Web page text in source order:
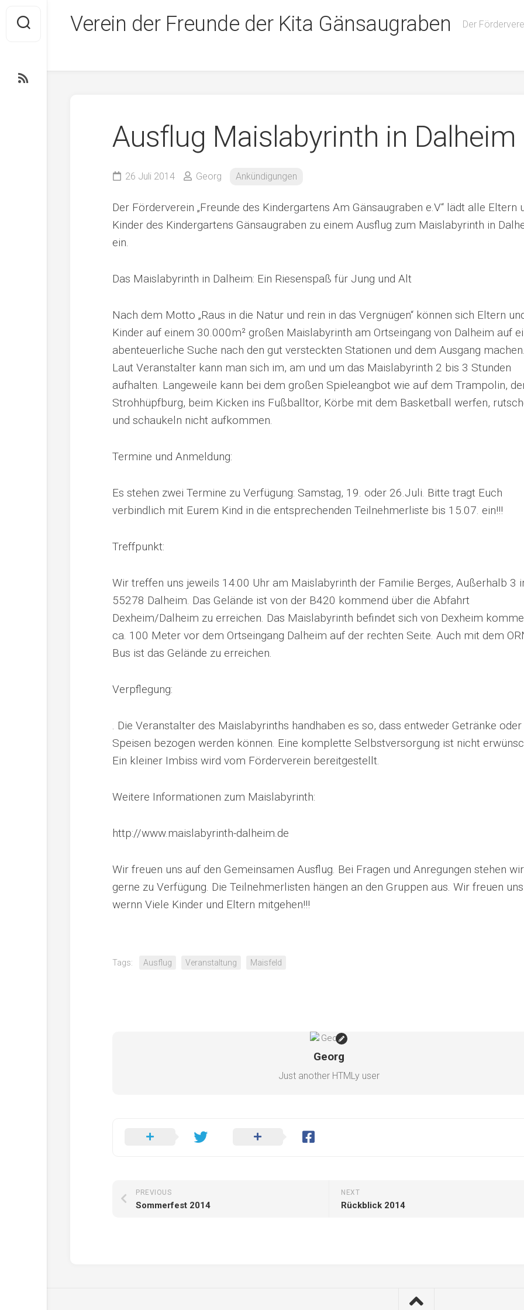
content
Verein der Freunde der Kita Gänsaugraben Der
Ausflug Maislabyrinth in Dalheim
26 Juli 2014 Georg Ankündigungen
Der Förderverein „Freunde des Kindergartens Am Gänsaugraben e.V“ lädt alle Eltern
Kinder des Kindergartens Gänsaugraben zu einem Ausflug zum Maislabyrinth in
ein.
Das Maislabyrinth in Dalheim: Ein Riesenspaß für Jung und Alt
Nach dem Motto „Raus in die Natur und rein in das Vergnügen“ können sich Eltern
Kinder auf einem 30.000m² großen Maislabyrinth am Ortseingang von Dalheim auf
abenteuerliche Suche nach den gut versteckten Stationen und dem Ausgang machen.
Laut Veranstalter kann man sich im, am und um das Maislabyrinth 2 bis 3 Stunden
aufhalten. Langeweile kann bei dem großen Spieleangbot wie auf dem Trampolin,
Strohhüpfburg, beim Kicken ins Fußballtor, Körbe mit dem Basketball werfen,
und schaukeln nicht aufkommen.
Termine und Anmeldung:
Es stehen zwei Termine zu Verfügung: Samstag, 19. oder 26.Juli. Bitte tragt Euch
verbindlich mit Eurem Kind in die entsprechenden Teilnehmerliste bis 15.07. ein!!!
Treffpunkt:
Wir treffen uns jeweils 14:00 Uhr am Maislabyrinth der Familie Berges, Außerhalb 3
55278 Dalheim. Das Gelände ist von der B420 kommend über die Abfahrt
Dexheim/Dalheim zu erreichen. Das Maislabyrinth befindet sich von Dexheim
ca. 100 Meter vor dem Ortseingang Dalheim auf der rechten Seite. Auch mit dem
Bus ist das Gelände zu erreichen.
Verpflegung:
. Die Veranstalter des Maislabyrinths handhaben es so, dass entweder Getränke oder
Speisen bezogen werden können. Eine komplette Selbstversorgung ist nicht
Ein kleiner Imbiss wird vom Förderverein bereitgestellt.
Weitere Informationen zum Maislabyrinth:
http://www.maislabyrinth-dalheim.de
Wir freuen uns auf den Gemeinsamen Ausflug. Bei Fragen und Anregungen stehen wir
gerne zu Verfügung. Die Teilnehmerlisten hängen an den Gruppen aus. Wir freuen uns
wernn Viele Kinder und Eltern mitgehen!!!
Tags: Ausflug Veranstaltung Maisfeld
Georg
Just another HTMLy user
NEXT
Rückblick 2014
PREVIOUS
Sommerfest 2014